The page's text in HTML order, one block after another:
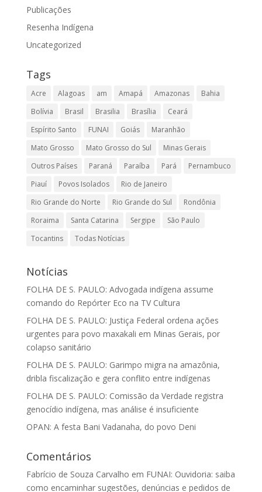
Publicações
Resenha Indígena
Uncategorized
Tags
Acre Alagoas am Amapá Amazonas
Bahia
Bolívia
Brasil Brasilia Brasília
Ceará
Espírito Santo
FUNAI Goiás
Maranhão
Mato Grosso
Mato Grosso do Sul
Minas Gerais
Outros Países
Paraná Paraíba Pará
Pernambuco
Piauí
Povos Isolados
Rio de Janeiro
Rio Grande do Norte
Rio Grande do Sul
Rondônia
Roraima
Santa Catarina Sergipe
São Paulo
Tocantins
Todas Notícias
Notícias
FOLHA DE S. PAULO: Advogada indígena assume
comando do Repórter Eco na TV Cultura
FOLHA DE S. PAULO: Justiça Federal ordena ações
urgentes para povo maxakali em Minas Gerais, por
colapso sanitário
FOLHA DE S. PAULO: Garimpo migra na amazônia,
dribla fiscalização e gera conflito entre indígenas
FOLHA DE S. PAULO: Comissão da Verdade registra
genocídio indígena, mas análise é insuficiente
OPAN: A festa Bani Vadanaha, do povo Deni
Comentários
Fabrício de Souza Carvalho em FUNAI: Ouvidoria: saiba
como encaminhar sugestões, denúncias e pedidos de